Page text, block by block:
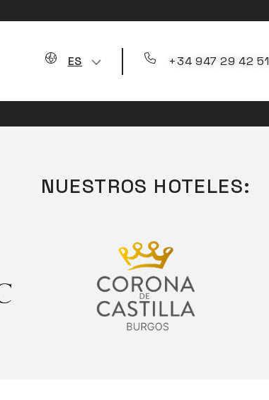
ES +34 947 29 42 51
Apúntate y accede a ofertas exclusivas.
NUESTROS HOTELES: